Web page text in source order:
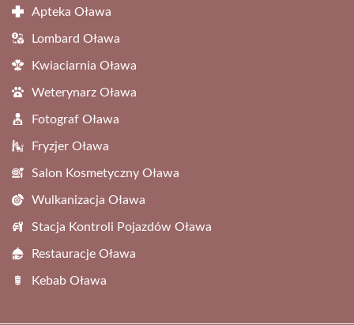
Apteka Oława
Lombard Oława
Kwiaciarnia Oława
Weterynarz Oława
Fotograf Oława
Fryzjer Oława
Salon Kosmetyczny Oława
Wulkanizacja Oława
Stacja Kontroli Pojazdów Oława
Restauracje Oława
Kebab Oława